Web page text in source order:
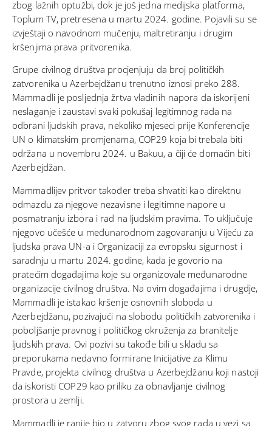
zbog lažnih optužbi, dok je još jedna medijska platforma,
Toplum TV, pretresena u martu 2024. godine. Pojavili su se
izvještaji o navodnom mučenju, maltretiranju i drugim
kršenjima prava pritvorenika.
Grupe civilnog društva procjenjuju da broj političkih
zatvorenika u Azerbejdžanu trenutno iznosi preko 288.
Mammadli je posljednja žrtva vladinih napora da iskorijeni
neslaganje i zaustavi svaki pokušaj legitimnog rada na
odbrani ljudskih prava, nekoliko mjeseci prije Konferencije
UN o klimatskim promjenama, COP29 koja bi trebala biti
održana u novembru 2024. u Bakuu, a čiji će domaćin biti
Azerbejdžan.
Mammadlijev pritvor također treba shvatiti kao direktnu
odmazdu za njegove nezavisne i legitimne napore u
posmatranju izbora i rad na ljudskim pravima. To uključuje
njegovo učešće u međunarodnom zagovaranju u Vijeću za
ljudska prava UN-a i Organizaciji za evropsku sigurnost i
saradnju u martu 2024. godine, kada je govorio na
pratećim događajima koje su organizovale međunarodne
organizacije civilnog društva. Na ovim događajima i drugdje,
Mammadli je istakao kršenje osnovnih sloboda u
Azerbejdžanu, pozivajući na slobodu političkih zatvorenika i
poboljšanje pravnog i političkog okruženja za branitelje
ljudskih prava. Ovi pozivi su takođe bili u skladu sa
preporukama nedavno formirane Inicijative za Klimu
Pravde, projekta civilnog društva u Azerbejdžanu koji nastoji
da iskoristi COP29 kao priliku za obnavljanje civilnog
prostora u zemlji.
Mammadli je ranije bio u zatvoru zbog svog rada u vezi sa